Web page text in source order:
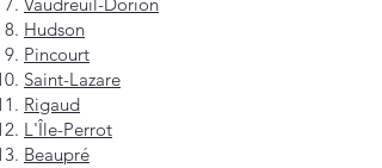
Hudson
Pincourt
Saint-Lazare
Rigaud
L'Île-Perrot
Beaupré